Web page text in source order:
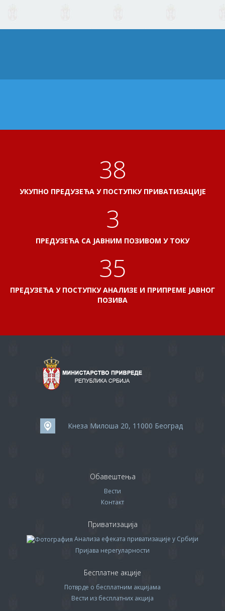
41
УКУПНО ПРЕДУЗЕЋА У ПОСТУПКУ ПРИВАТИЗАЦИЈЕ
3
ПРЕДУЗЕЋА СА ЈАВНИМ ПОЗИВОМ У ТОКУ
38
ПРЕДУЗЕЋА У ПОСТУПКУ АНАЛИЗЕ И ПРИПРЕМЕ ЈАВНОГ
ПОЗИВА
Кнеза Милоша 20, 11000 Београд
Обавештења
Вести
Контакт
Приватизација
Анализа ефеката приватизације у Србији
Пријава нерегуларности
Бесплатне акције
Потврде о бесплатним акцијама
Вести из бесплатних акција